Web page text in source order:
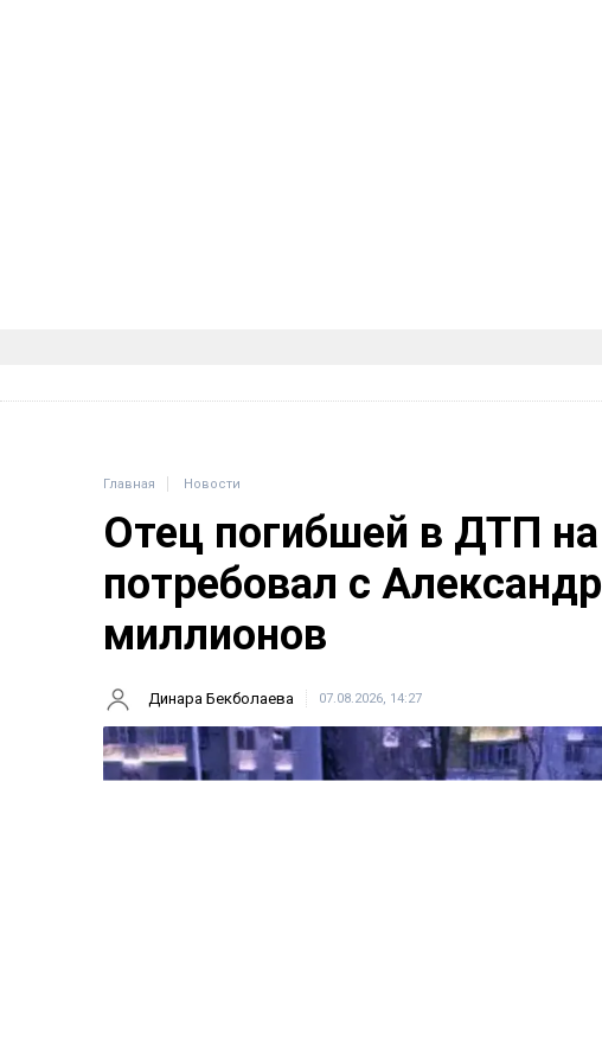
Главная Новости
Отец погибшей в ДТП
потребовал с
миллионов
Динара Бекболаева 07.08.2026, 14:27